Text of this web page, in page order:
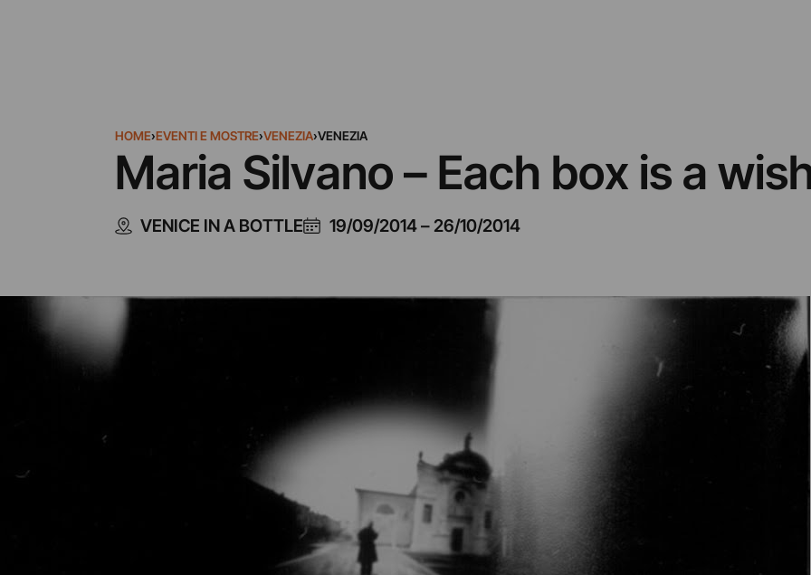
HOME›EVENTI E MOSTRE›VENEZIA›VENEZIA
Maria Silvano – Each box is a
VENICE IN A BOTTLE 19/09/2014– 26/10/2014